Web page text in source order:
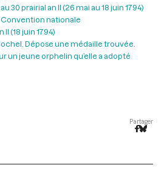
30 prairial an II (26 mai au 18 juin 1794)
nationale
(18 juin 1794)
Dépose une médaille trouvée.
un jeune orphelin qu’elle a adopté
Partager